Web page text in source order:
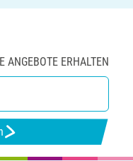
ANGEBOTE ERHALTEN